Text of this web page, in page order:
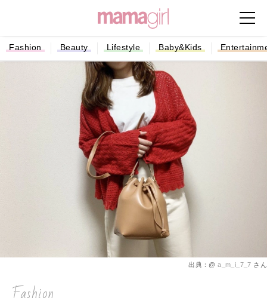
Fashion Beauty Lifestyle Baby&Kids
出典：@ a_m_i_7_7 さん
Fashion